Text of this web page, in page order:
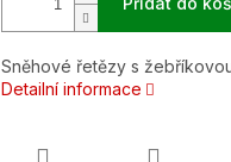
Sněhové řetězy s
Detailní informace